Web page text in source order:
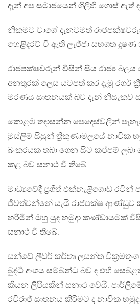
දැන් අප සමාජයෙන් ගිලිහී ගොස් ඇත්
නිකමට වාගේ දැනටමත්
හෙළිදරව් වී ඇති ලැජ්ජා සහගත දූෂණ
රාජපක්ෂවරුන් විසින් සිය රාජ්‍ය බලය
අනතුරක් ලෙස යටපත් කර දැමූ රගර්
මරණය ඝාතනයක් බව දැන් නිසැකව
කොළඹ තදාසන්න පෙදෙස්වලින්
මුස්ලිම් සිසුන් ත්‍රිකුණාමලයේ නාවික
බංකරයක තබා ගෙන සිට කප්පම්
කළ බව සනාථ වී තිබේ.
මාධ්‍යවේදී ප්‍රගීත් එක්නැළිගොඩ රටින්
ජිවත්වන්නේ යැයි රාජපක්ෂ ආණ්ඩුව
හරිමින් ඔහු යුද හමුදා කණ්ඩායමක්
සනාථ වී තිබේ.
සන්ඩේ ලීඩර් කර්තෘ ලසන්ත
බුද්ධි අංශය සම්බන්ධ බව ද එහි
කියන ලිපියකින් සනාථ වෙයි.
රවිරාජ් ඝාතනය කිරීමට ද නාවික